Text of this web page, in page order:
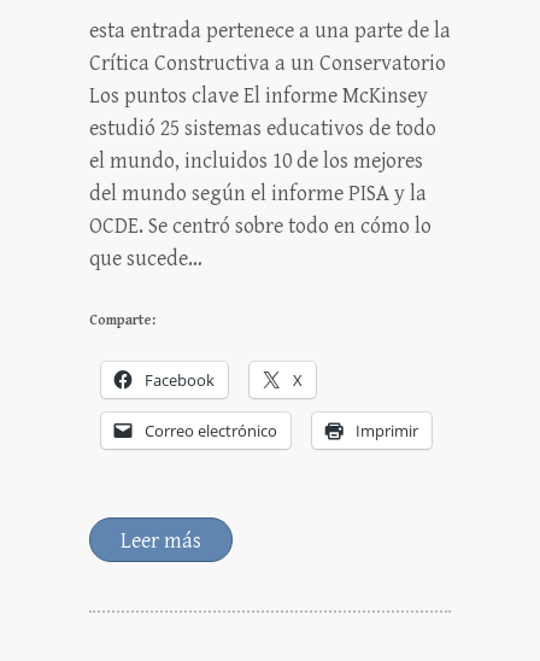
esta entrada pertenece a una parte de la
Crítica Constructiva a un Conservatorio
Los puntos clave El informe McKinsey
estudió 25 sistemas educativos de todo
el mundo, incluidos 10 de los mejores
del mundo según el informe PISA y la
OCDE. Se centró sobre todo en cómo lo
que sucede…
Comparte:
Facebook X
Correo electrónico Imprimir
Leer más